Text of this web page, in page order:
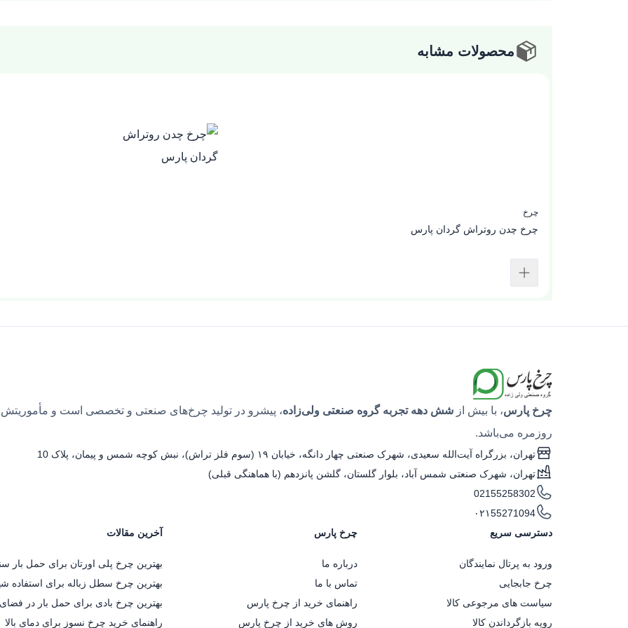
محصولات مشابه
چرخ
چرخ چدن روتراش گردان پارس
چرخ پارس، با بیش از شش دهه تجربه گروه صنعتی ولی‌زاده، پیشرو در تولید چرخ‌های صنعتی و تخصصی است و
روزمره می‌باشد.
تهران، بزرگراه آیت‌الله سعیدی، شهرک صنعتی چهار دانگه، خیابان ۱۹ (سوم فلز تراش)، نبش کوچه شمس و پیمان، پلاک 10
تهران، شهرک صنعتی شمس آباد، بلوار گلستان، گلشن پانزدهم (با هماهنگی قبلی)
02155258302
۰۲۱55271094
دسترسی سریع
ورود به پرتال نمایندگان
چرخ جابجایی
سیاست های مرجوعی کالا
رویه بازگرداندن کالا
چرخ پارس
درباره ما
تماس با ما
راهنمای خرید از چرخ پارس
روش های خرید از چرخ پارس
آخرین مقالات
بهترین چرخ پلی اورتان برای حمل بار
بهترین چرخ سطل زباله برای استفاده
بهترین چرخ بادی برای حمل بار در فضای
راهنمای خرید چرخ نسوز برای دمای بالا